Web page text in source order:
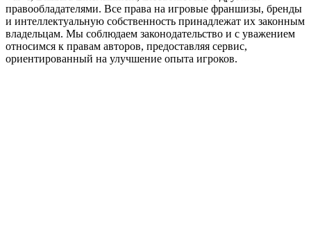
правообладателями. Все права на игровые франшизы, бренды
и интеллектуальную собственность принадлежат их законным
владельцам. Мы соблюдаем законодательство и с уважением
относимся к правам авторов, предоставляя сервис,
ориентированный на улучшение опыта игроков.